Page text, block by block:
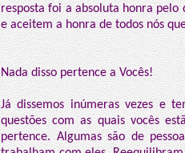
resposta foi a absoluta honra pelo
e aceitem a honra de todos nós
Nada disso pertence a Vocês!
Já dissemos inúmeras vezes e
questões com as quais vocês
pertence. Algumas são de